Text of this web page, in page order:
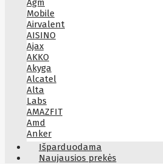
Agm
Mobile
Airvalent
AISINO
Ajax
AKKO
Akyga
Alcatel
Alta
Labs
AMAZFIT
Amd
Anker
Antec
Aoc
Išparduodama
Naujausios prekės